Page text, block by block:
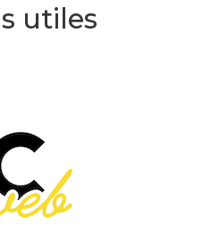
utiles